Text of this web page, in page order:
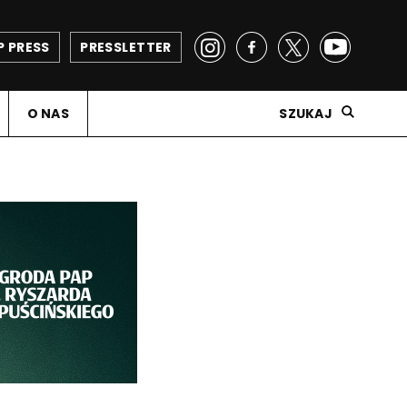
PRESSLETTER
PRESS
O NAS SZUKAJ